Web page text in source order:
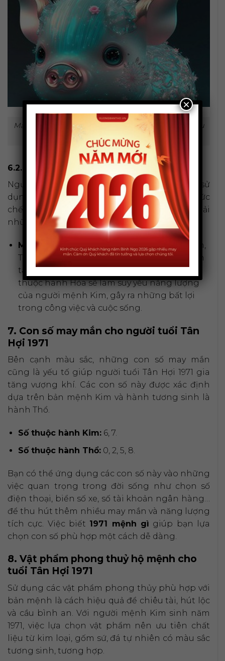
Màu sắc tương sinh giúp tuổi Tân Hợi thu hút nhiều
may mắn, tài lộc.
6.2. Màu tương khắc (Nên tránh)
Ngược lại, người tuổi Tân Hợi nên hạn chế sử
dụng những màu sắc dưới đây để tránh bị ức
chế năng lượng, cản trở may mắn và gặp phải
những điều không mong muốn.
Màu hành Hỏa (Tương khắc):Đỏ, Hồng, Cam,
Tím. Trong Ngũ hành, Hỏa khắc Kim (lửa làm
tan chảy kim loại). Việc sử dụng các màu
thuộc hành Hỏa sẽ làm suy yếu năng lượng
của người mệnh Kim, gây ra những bất lợi
trong công việc và cuộc sống.
7. Con số may mắn cho người tuổi Tân
Hợi 1971
Bên cạnh màu sắc, những con số may mắn
cũng là yếu tố giúp người tuổi Tân Hợi 1971 gia
tăng vượng khí. Các con số này được xác định
dựa trên bản mệnh Kim và hành tương sinh là
hành Thổ.
Số thuộc hành Kim:6, 7.
Số thuộc hành Thổ:0, 2, 5, 8.
Bạn có thể ứng dụng các con số này vào những
việc quan trọng trong đời sống như chọn số
điện thoại, biển số xe, số tài khoản ngân hàng…
để thu hút thêm nhiều may mắn và năng lượng
tích cực. Việc biết 1971 mệnh gì giúp bạn lựa
chọn con số phù hợp một cách dễ dàng.
8. Vật phẩm phong thuỷ hộ mệnh cho
tuổi Tân Hợi 1971
Sử dụng các vật phẩm phong thủy phù hợp với
bản mệnh là cách hiệu quả để chiêu tài, hút lộc
và cầu bình an. Với người mệnh Kim sinh năm
1971, việc lựa chọn vật phẩm nên ưu tiên chất
liệu từ kim loại, gốm sứ, đá tự nhiên có màu sắc
tương sinh, tương hợp.
×